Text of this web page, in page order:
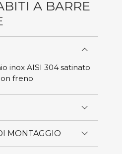
A BARRE
inox AISI 304 satinato
freno
MONTAGGIO